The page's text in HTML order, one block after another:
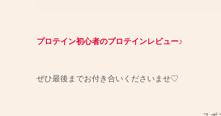
プロテイン初心者のプロテインレビュー♪
ぜひ最後までお付き合いくださいませ♡